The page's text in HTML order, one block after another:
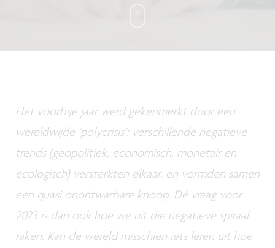
Het voorbije jaar werd gekenmerkt door een
wereldwijde ‘polycrisis’: verschillende negatieve
trends (geopolitiek, economisch, monetair en
ecologisch) versterkten elkaar, en vormden samen
een quasi onontwarbare knoop. Dé vraag voor
2023 is dan ook hoe we uit die negatieve spiraal
raken. Kan de wereld misschien iets leren uit hoe